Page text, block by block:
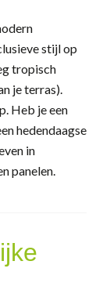
stijl op
tropisch
je terras).
Heb je een
hedendaagse
in
panelen.